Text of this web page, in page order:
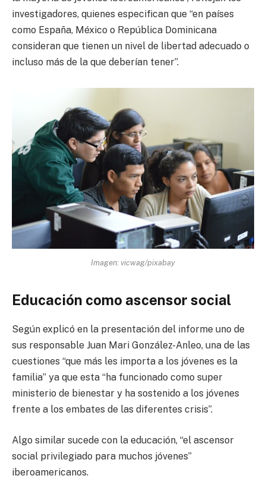
investigadores, quienes especifican que “en países
como España, México o República Dominicana
consideran que tienen un nivel de libertad adecuado o
incluso más de la que deberían tener”.
Imagen: vicwag/pixabay
Educación como ascensor social
Según explicó en la presentación del informe uno de
sus responsable Juan Mari González-Anleo, una de las
cuestiones “que más les importa a los jóvenes es la
familia” ya que esta “ha funcionado como super
ministerio de bienestar y ha sostenido a los jóvenes
frente a los embates de las diferentes crisis”.
Algo similar sucede con la educación, “el ascensor
social privilegiado para muchos jóvenes”
iberoamericanos.